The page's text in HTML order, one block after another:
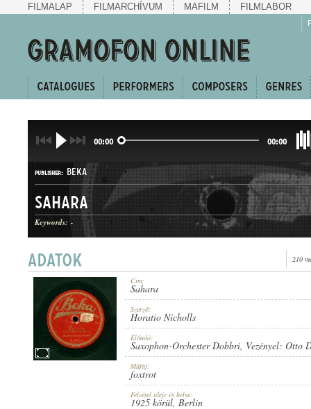
FILMALAP FILMARCHÍVUM MAFILM FILMLABOR
00:00 00:00
SAXOPHON-ORCHESTER DOBBRI
PUBLISHER: BEKA
RECORD NUMBER: B. 5320-I
Sahara
Keywords: -
210
Cím:
Sahara
Szerző:
Horatio Nicholls
Előadó:
Saxophon-Orchester Dobbri, Vezényel: Otto
Műfaj:
foxtrot
Felvétel ideje és helye:
1925 körül, Berlin